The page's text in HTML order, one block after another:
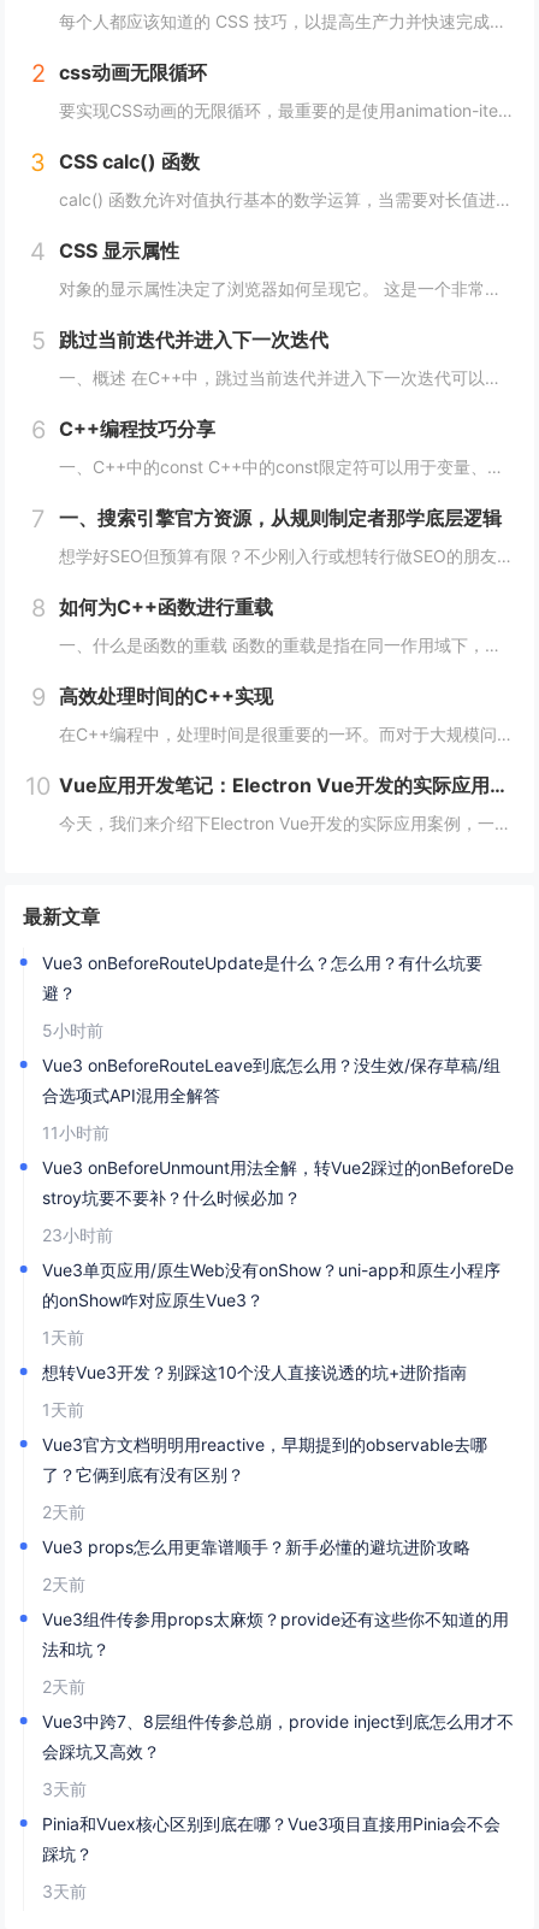
每个人都应该知道的 CSS 技巧，以提高生产力并快速完成项目。 这里我为初学者收集了10个简单且必须知道的秘诀。 重置.css 某些浏览器对每个元素应用不同的样式，因此最好首先休息一下 CSS。 body, div, h1,h2,...
2 css动画无限循环
要实现CSS动画的无限循环，最重要的是使用animation-iteration-count属性，将其设置为infinite，继续动画就会循环播放。 栗子 CSS动画效果无限循环放大缩小 HTML： <image class="a...
3 CSS calc() 函数
calc() 函数允许对值执行基本的数学运算，当需要对长值进行百分比加法或减法时特别有用。 div { max-width: calc(80% - 100px) }它的工作原理是这样的： div { max-width: calc(...
4 CSS 显示属性
对象的显示属性决定了浏览器如何呈现它。 这是一个非常重要的属性，并且可能具有您可以使用的最多值。 这些值包括： blockinlinenonecontentsflowflow-roottable（以及所有那些table-*）fle...
5 跳过当前迭代并进入下一次迭代
一、概述 在C++中，跳过当前迭代并进入下一次迭代可以使用continue语句来实现。当循环遇到continue语句时，将会立即转到下一次循环的开始处，而不执行当前循环中剩余的代码。 通常情况下，continue语句用于在循环中处理特定的情...
6 C++编程技巧分享
一、C++中的const C++中的const限定符可以用于变量、函数参数、函数返回类型等多种情况。使用const限定符可以使代码更加安全、简洁、易于维护。 1、 const变量 const变量在定义后就不能被修改，这使得代码更加安全...
7 一、搜索引擎官方资源，从规则制定者那学底层逻辑
想学好SEO但预算有限？不少刚入行或想转行做SEO的朋友，都在找免费又靠谱的学习渠道，毕竟SEO知识更新快，花钱买课怕踩坑，不如先从免费资源入手，把基础打牢、摸清行业逻辑再进阶，今天就拆透几个「免费学SEO不踩雷」的平台，不管你是纯新手、有...
8 如何为C++函数进行重载
一、什么是函数的重载 函数的重载是指在同一作用域下，可以定义多个同名函数，但是这些同名函数的参数列表必须不同。参数的不同可以是数量上的不同、类型上的不同、顺序上的不同等，只要这些函数的参数列表不完全一致即可。 二、如何实现函数的重载 1...
9 高效处理时间的C++实现
在C++编程中，处理时间是很重要的一环。而对于大规模问题，如数据处理、机器学习、计算机视觉等领域，时间的效率更是至关重要。本文将从多个方面阐述如何在C++编程中高效处理时间。 一、使用STL算法 STL（标准模板库）是C++的一个重要部分...
10 Vue应用开发笔记：Electron Vue开发的实际应用案例
今天，我们来介绍下Electron Vue开发的实际应用案例，一起往下学习吧！开头：Electron Vue开发的实际应用案例随着移动互联网的不断普及，桌面应用程序的需求也越来越多。而Electron Vue作为一种基于JavaScript...
最新文章
Vue3 onBeforeRouteUpdate是什么？怎么用？有什么坑要
避？
5小时前
Vue3 onBeforeRouteLeave到底怎么用？没生效/保存草稿/组
合选项式API混用全解答
11小时前
Vue3 onBeforeUnmount用法全解，转Vue2踩过的onBeforeDe
stroy坑要不要补？什么时候必加？
23小时前
Vue3单页应用/原生Web没有onShow？uni-app和原生小程序
的onShow咋对应原生Vue3？
1天前
想转Vue3开发？别踩这10个没人直接说透的坑+进阶指南
1天前
Vue3官方文档明明用reactive，早期提到的observable去哪
了？它俩到底有没有区别？
2天前
Vue3 props怎么用更靠谱顺手？新手必懂的避坑进阶攻略
2天前
Vue3组件传参用props太麻烦？provide还有这些你不知道的用
法和坑？
2天前
Vue3中跨7、8层组件传参总崩，provide inject到底怎么用才不
会踩坑又高效？
3天前
Pinia和Vuex核心区别到底在哪？Vue3项目直接用Pinia会不会
踩坑？
3天前